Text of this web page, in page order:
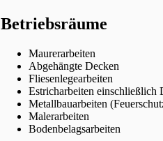
Betriebsräume
Maurerarbeiten
Abgehängte Decken
Fliesenlegearbeiten
Estricharbeiten einschließlich
Metallbauarbeiten
Malerarbeiten
Bodenbelagsarbeiten